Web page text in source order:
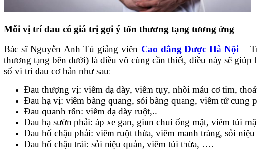
Mỗi vị trí đau có giá trị gợi ý tổn thương tạng tương ứng
Bác sĩ Nguyễn Anh Tú giảng viên Cao đẳng Dược Hà Nội –
thương tạng bên dưới) là điều vô cùng cần thiết, điều này sẽ
số vị trí đau cơ bản như sau:
Đau thượng vị: viêm dạ dày, viêm tụy, nhồi máu cơ tim,
Đau hạ vị: viêm bàng quang, sỏi bàng quang, viêm tử cung
Đau quanh rốn: viêm dạ dày ruột,..
Đau hạ sườn phải: áp xe gan, giun chui ống mật, viêm túi
Đau hố chậu phải: viêm ruột thừa, viêm manh tràng, sỏi
Đau hố chậu trái: sỏi niệu quản, viêm túi thừa, ….